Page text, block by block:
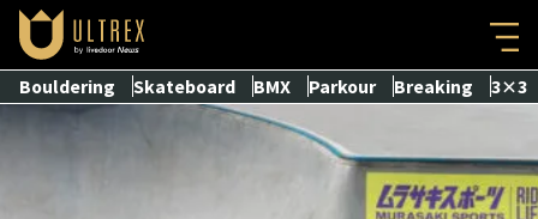
Bouldering Skateboard BMX Parkour Breaking 3×3